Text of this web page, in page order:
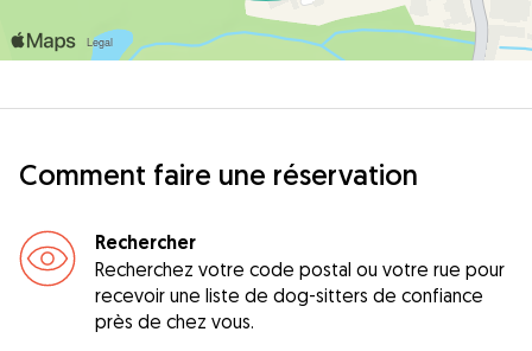
Comment faire une réservation
Rechercher
Recherchez votre code postal ou votre rue pour
recevoir une liste de dog-sitters de confiance
près de chez vous.